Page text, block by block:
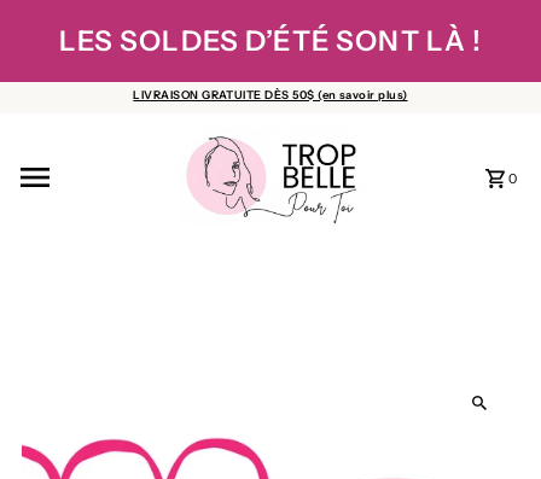
Ignorer et passer au contenu
LES SOLDES D’ÉTÉ SONT LÀ !
LIVRAISON GRATUITE DÈS 50$ (en savoir plus)
0